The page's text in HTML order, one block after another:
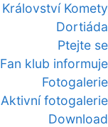
Království Komety
Dortiáda
Ptejte se
Fan klub informuje
Fotogalerie
Aktivní fotogalerie
Download